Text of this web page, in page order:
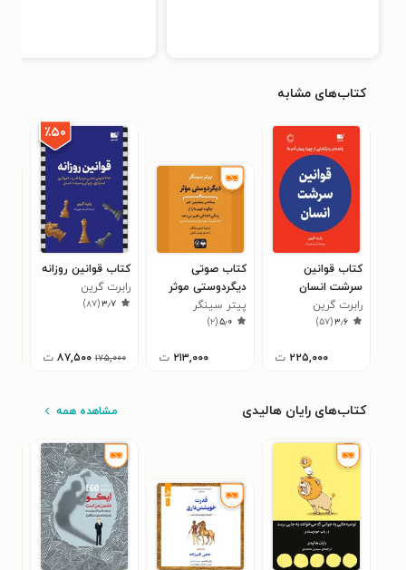
کتاب‌های مشابه
کتاب قوانین
سرشت انسان
رابرت گرین
۳٫۶(۵۷)
۲۲۵,۰۰۰ ت
کتاب صوتی
دیگردوستی موثر
پیتر سینگر
۵٫۰(۲)
۲۱۳,۰۰۰ ت
٪۵۰
کتاب قوانین روزانه
رابرت گرین
۳٫۷(۸۷)
۱۷۵,۰۰۰ ۸۷,۵۰۰ ت
کتاب‌های رایان هالیدی مشاهده همه